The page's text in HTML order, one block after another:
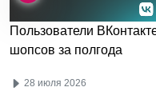
Пользователи
шопсов за полгода
28 июля 2026